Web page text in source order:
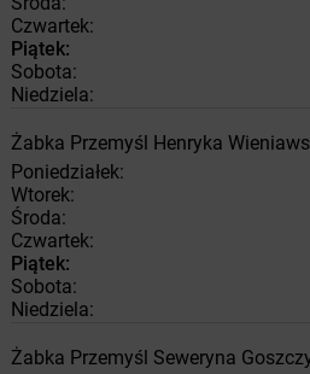
Czwartek:
Piątek:
Sobota:
Niedziela:
Żabka Przemyśl Henryka
Poniedziałek:
Wtorek:
Środa:
Czwartek:
Piątek:
Sobota:
Niedziela:
Żabka Przemyśl Seweryna